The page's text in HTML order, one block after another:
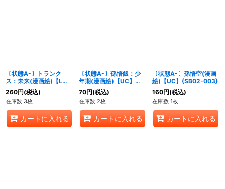
〔状態A-〕トランク
ス：未来(漫画絵)【L】
{SB02-001}
260円(税込)
在庫数 3枚
カートに入れる
〔状態A-〕孫悟飯：少
年期(漫画絵)【UC】
{SB02-005}
70円(税込)
在庫数 2枚
カートに入れる
〔状態A-〕孫悟空(漫画
絵)【UC】{SB02-003}
160円(税込)
在庫数 1枚
カートに入れる